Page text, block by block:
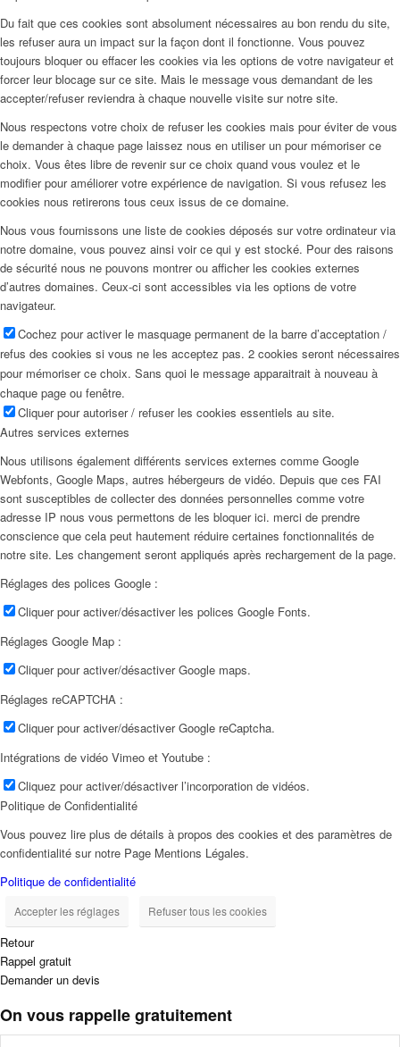
Du fait que ces cookies sont absolument nécessaires au bon rendu du site,
les refuser aura un impact sur la façon dont il fonctionne. Vous pouvez
toujours bloquer ou effacer les cookies via les options de votre navigateur et
forcer leur blocage sur ce site. Mais le message vous demandant de les
accepter/refuser reviendra à chaque nouvelle visite sur notre site.
Nous respectons votre choix de refuser les cookies mais pour éviter de vous
le demander à chaque page laissez nous en utiliser un pour mémoriser ce
choix. Vous êtes libre de revenir sur ce choix quand vous voulez et le
modifier pour améliorer votre expérience de navigation. Si vous refusez les
cookies nous retirerons tous ceux issus de ce domaine.
Nous vous fournissons une liste de cookies déposés sur votre ordinateur via
notre domaine, vous pouvez ainsi voir ce qui y est stocké. Pour des raisons
de sécurité nous ne pouvons montrer ou afficher les cookies externes
d’autres domaines. Ceux-ci sont accessibles via les options de votre
navigateur.
Cochez pour activer le masquage permanent de la barre d’acceptation /
refus des cookies si vous ne les acceptez pas. 2 cookies seront nécessaires
pour mémoriser ce choix. Sans quoi le message apparaitrait à nouveau à
chaque page ou fenêtre.
Cliquer pour autoriser / refuser les cookies essentiels au site.
Autres services externes
Nous utilisons également différents services externes comme Google
Webfonts, Google Maps, autres hébergeurs de vidéo. Depuis que ces FAI
sont susceptibles de collecter des données personnelles comme votre
adresse IP nous vous permettons de les bloquer ici. merci de prendre
conscience que cela peut hautement réduire certaines fonctionnalités de
notre site. Les changement seront appliqués après rechargement de la page.
Réglages des polices Google :
Cliquer pour activer/désactiver les polices Google Fonts.
Réglages Google Map :
Cliquer pour activer/désactiver Google maps.
Réglages reCAPTCHA :
Cliquer pour activer/désactiver Google reCaptcha.
Intégrations de vidéo Vimeo et Youtube :
Cliquez pour activer/désactiver l’incorporation de vidéos.
Politique de Confidentialité
Vous pouvez lire plus de détails à propos des cookies et des paramètres de
confidentialité sur notre Page Mentions Légales.
Politique de confidentialité
Accepter les réglages Refuser tous les cookies
Retour
Rappel gratuit
Demander un devis
On vous rappelle gratuitement